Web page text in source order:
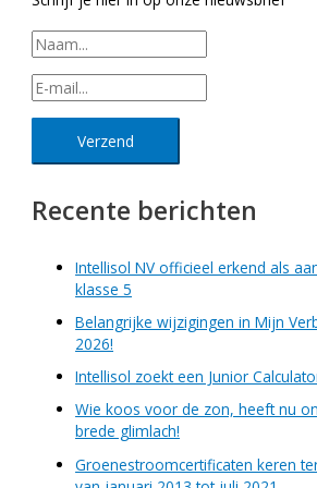
Recente berichten
Intellisol NV officieel erkend als
klasse 5
Belangrijke wijzigingen in Mijn
2026!
Intellisol zoekt een Junior
Wie koos voor de zon, heeft nu
brede glimlach!
Groenestroomcertificaten keren